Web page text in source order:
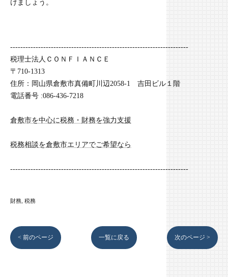
けましょう。
----------------------------------------------------------------------
税理士法人ＣＯＮＦＩＡＮＣＥ
〒710-1313
住所：岡山県倉敷市真備町川辺2058-1 吉田ビル１階
電話番号 :086-436-7218
倉敷市を中心に税務・財務を強力支援
税務相談を倉敷市エリアでご希望なら
----------------------------------------------------------------------
財務 税務
< 前のページ 一覧に戻る 次のページ >